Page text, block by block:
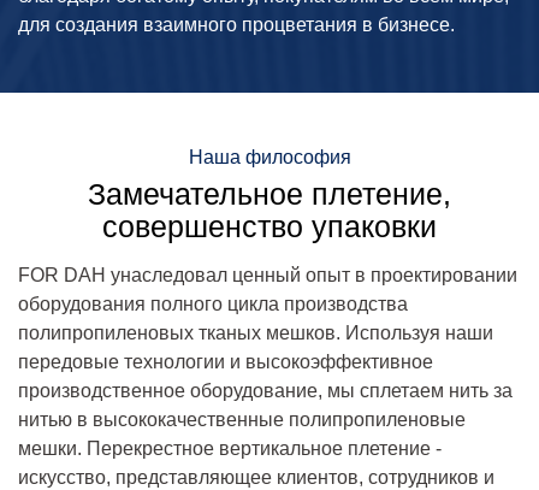
для создания взаимного процветания в бизнесе.
Наша философия
Замечательное плетение,
совершенство упаковки
FOR DAH унаследовал ценный опыт в проектировании
оборудования полного цикла производства
полипропиленовых тканых мешков. Используя наши
передовые технологии и высокоэффективное
производственное оборудование, мы сплетаем нить за
нитью в высококачественные полипропиленовые
мешки. Перекрестное вертикальное плетение -
искусство, представляющее клиентов, сотрудников и